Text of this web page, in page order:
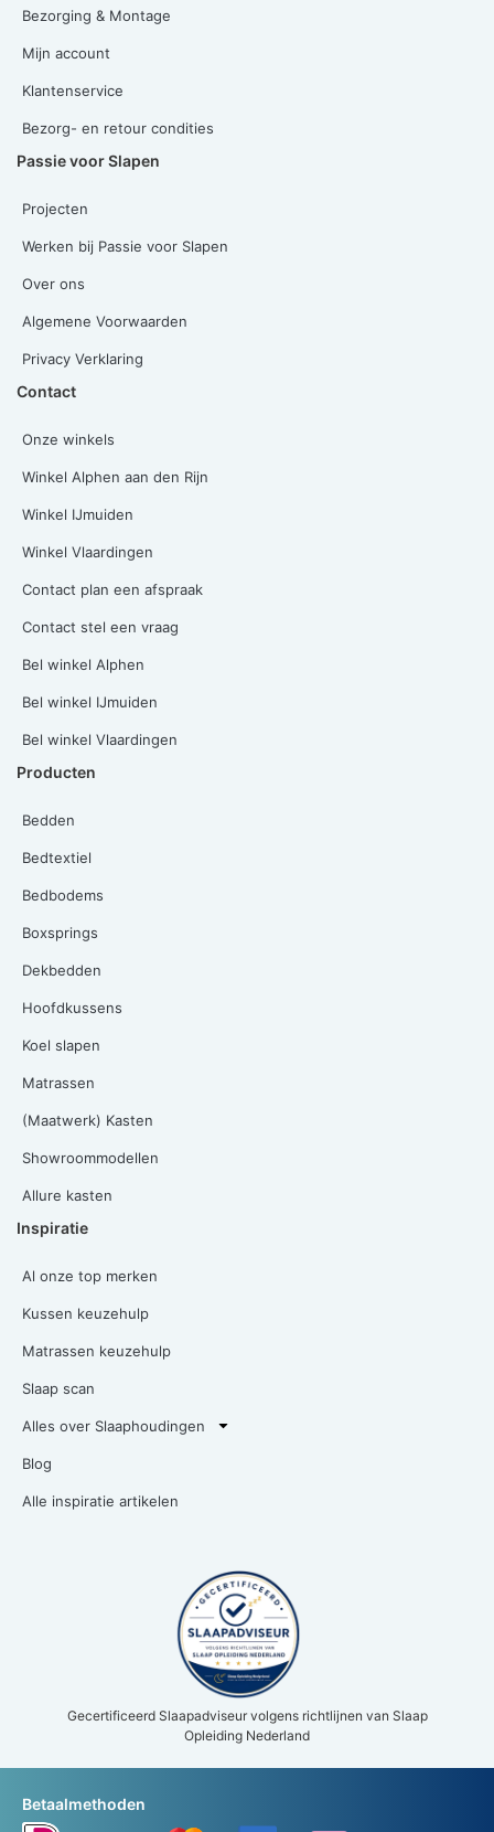
Bezorging & Montage
Mijn account
Klantenservice
Bezorg- en retour condities
Passie voor Slapen
Projecten
Werken bij Passie voor Slapen
Over ons
Algemene Voorwaarden
Privacy Verklaring
Contact
Onze winkels
Winkel Alphen aan den Rijn
Winkel IJmuiden
Winkel Vlaardingen
Contact plan een afspraak
Contact stel een vraag
Bel winkel Alphen
Bel winkel IJmuiden
Bel winkel Vlaardingen
Producten
Bedden
Bedtextiel
Bedbodems
Boxsprings
Dekbedden
Hoofdkussens
Koel slapen
Matrassen
(Maatwerk) Kasten
Showroommodellen
Allure kasten
Inspiratie
Al onze top merken
Kussen keuzehulp
Matrassen keuzehulp
Slaap scan
Alles over Slaaphoudingen
Blog
Alle inspiratie artikelen
Gecertificeerd Slaapadviseur volgens richtlijnen van Slaap
Opleiding Nederland
Betaalmethoden